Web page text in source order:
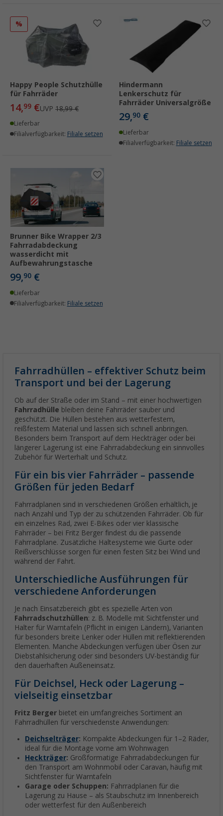
%
Happy People Schutzhülle
für Fahrräder
14,99 €UVP 18,99 €
Lieferbar
Filialverfügbarkeit: Filiale setzen
Hindermann
Lenkerschutz für
Fahrräder Universalgröße
29,90 €
Lieferbar
Filialverfügbarkeit: Filiale setzen
Brunner Bike Wrapper 2/3
Fahrradabdeckung
wasserdicht mit
Aufbewahrungstasche
99,90 €
Lieferbar
Filialverfügbarkeit: Filiale setzen
Fahrradhüllen – effektiver Schutz beim
Transport und bei der Lagerung
Ob auf der Straße oder im Stand – mit einer hochwertigen
Fahrradhülle bleiben deine Fahrräder sauber und
geschützt. Die Hüllen bestehen aus wetterfestem,
reißfestem Material und lassen sich schnell anbringen.
Besonders beim Transport auf dem Heckträger oder bei
längerer Lagerung ist eine Fahrradabdeckung ein sinnvolles
Zubehör für Werterhalt und Schutz.
Für ein bis vier Fahrräder – passende
Größen für jeden Bedarf
Fahrradplanen sind in verschiedenen Größen erhältlich, je
nach Anzahl und Typ der zu schützenden Fahrräder. Ob für
ein einzelnes Rad, zwei E-Bikes oder vier klassische
Fahrräder – bei Fritz Berger findest du die passende
Fahrradplane. Zusätzliche Haltesysteme wie Gurte oder
Reißverschlüsse sorgen für einen festen Sitz bei Wind und
während der Fahrt.
Unterschiedliche Ausführungen für
verschiedene Anforderungen
Je nach Einsatzbereich gibt es spezielle Arten von
Fahrradschutzhüllen: z. B. Modelle mit Sichtfenster und
Halter für Warntafeln (Pflicht in einigen Ländern), Varianten
für besonders breite Lenker oder Hüllen mit reflektierenden
Elementen. Manche Abdeckungen verfügen über Ösen zur
Diebstahlsicherung oder sind besonders UV-beständig für
den dauerhaften Außeneinsatz.
Für Deichsel, Heck oder Lagerung –
vielseitig einsetzbar
Fritz Berger bietet ein umfangreiches Sortiment an
Fahrradhüllen für verschiedenste Anwendungen:
Deichselträger: Kompakte Abdeckungen für 1–2 Räder,
ideal für die Montage vorne am Wohnwagen
Heckträger: Großformatige Fahrradabdeckungen für
den Transport am Wohnmobil oder Caravan, häufig mit
Sichtfenster für Warntafeln
Garage oder Schuppen: Fahrradplanen für die
Lagerung zu Hause – als Staubschutz im Innenbereich
oder wetterfest für den Außenbereich